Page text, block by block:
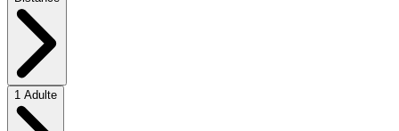
1 Adulte